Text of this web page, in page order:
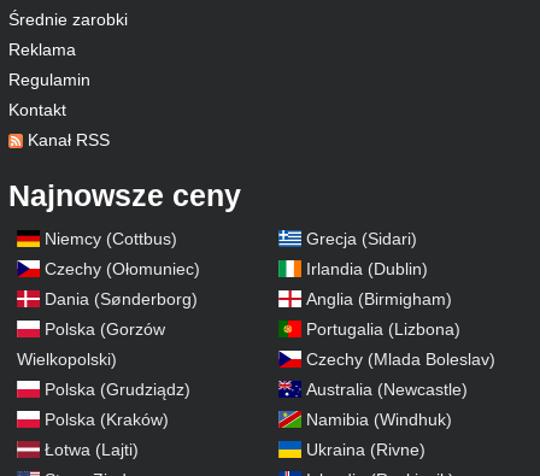
Średnie zarobki
Reklama
Regulamin
Kontakt
Kanał RSS
Najnowsze ceny
Niemcy (Cottbus)
Czechy (Ołomuniec)
Dania (Sønderborg)
Polska (Gorzów
Wielkopolski)
Polska (Grudziądz)
Polska (Kraków)
Łotwa (Lajti)
Grecja (Sidari)
Irlandia (Dublin)
Anglia (Birmigham)
Portugalia (Lizbona)
Czechy (Mlada Boleslav)
Australia (Newcastle)
Namibia (Windhuk)
Ukraina (Rivne)